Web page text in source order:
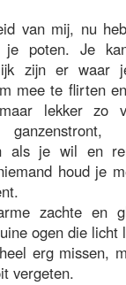
van mij, nu
poten. Je
zijn er waar
mee te flirten
lekker zo
als je wil en
houd je
zachte en
ogen die licht
erg missen,
vergeten.